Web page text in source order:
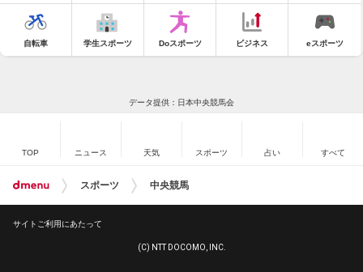
自転車 学生スポーツ Doスポーツ ビジネス eスポーツ
データ提供：日本中央競馬会
TOP ニュース 天気 スポーツ 占い すべて
スポーツ 中央競馬
サイトご利用にあたって
(C) NTT DOCOMO, INC.